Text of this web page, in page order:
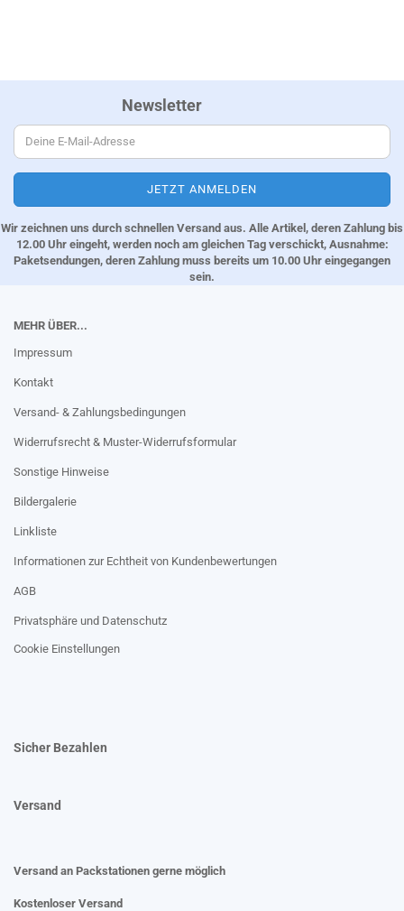
Newsletter
Wir zeichnen uns durch schnellen Versand aus. Alle Artikel, deren Zahlung bis
12.00 Uhr eingeht, werden noch am gleichen Tag verschickt, Ausnahme:
Paketsendungen, deren Zahlung muss bereits um 10.00 Uhr eingegangen
sein.
MEHR ÜBER...
Impressum
Kontakt
Versand- & Zahlungsbedingungen
Widerrufsrecht & Muster-Widerrufsformular
Sonstige Hinweise
Bildergalerie
Linkliste
Informationen zur Echtheit von Kundenbewertungen
AGB
Privatsphäre und Datenschutz
Cookie Einstellungen
Sicher Bezahlen
Versand
Versand an Packstationen gerne möglich
Kostenloser Versand